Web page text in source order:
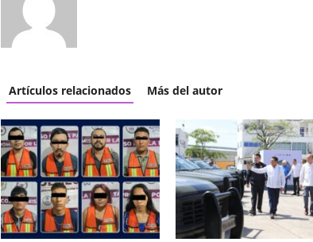
Artículos relacionados Más del autor